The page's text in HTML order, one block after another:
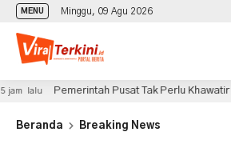
MENU Minggu, 09 Agu 2026
Pemerintah Pusat Tak Perlu Khawatir Beri
Beranda Breaking News